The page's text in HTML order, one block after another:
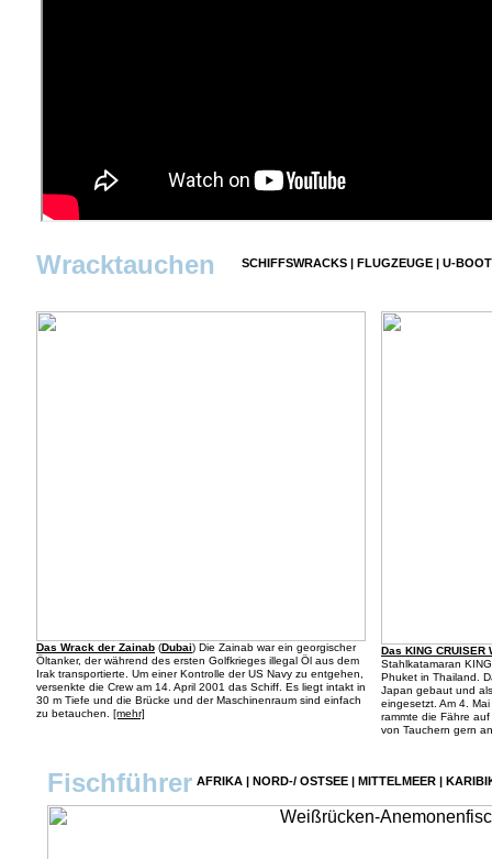
Wracktauchen SCHIFFSWRACKS | FLUGZEUGE | U-
Das Wrack der Zainab (Dubai) Die Zainab war ein georgischer
Öltanker, der während des ersten Golfkrieges illegal Öl aus dem
Irak transportierte. Um einer Kontrolle der US Navy zu entgehen,
versenkte die Crew am 14. April 2001 das Schiff. Es liegt intakt in
30 m Tiefe und die Brücke und der Maschinenraum sind einfach
zu betauchen. [mehr]
Das KING CRUISER
Stahlkatamaran
Phuket in Thailand.
Japan gebaut und
eingesetzt. Am 4.
rammte die Fähre
von Tauchern gern
Fischführer AFRIKA | NORD-/ OSTSEE | MITTELMEER |